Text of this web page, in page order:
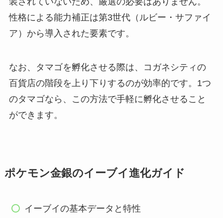
性格による能力補正は第3世代（ルビー・サファイ
ア）から導入された要素です。
なお、タマゴを孵化させる際は、コガネシティの
百貨店の階段を上り下りするのが効率的です。1つ
のタマゴなら、この方法で手軽に孵化させること
ができます。
ポケモン金銀のイーブイ進化ガイド
イーブイの基本データと特性